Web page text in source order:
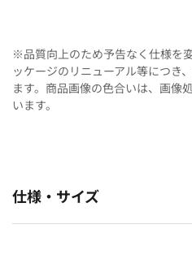
※品質向上のため予告なく仕様を
ッケージのリニューアル等につき
ます。商品画像の色合いは、画像
います。
仕様・サイズ